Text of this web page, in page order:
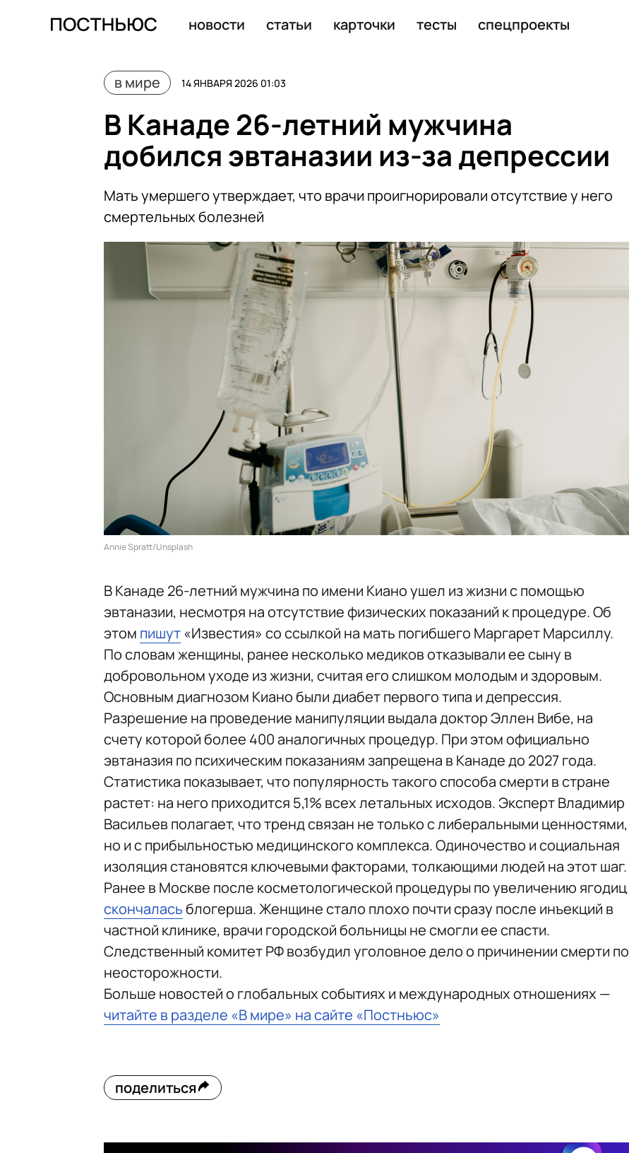
новости статьи карточки тесты спецпроекты
в мире 14 ЯНВАРЯ 2026 01:03
В Канаде 26-летний мужчина
добился эвтаназии из-за депрессии
Мать умершего утверждает, что врачи проигнорировали отсутствие у него
смертельных болезней
Annie Spratt/Unsplash
В Канаде 26-летний мужчина по имени Киано ушел из жизни с помощью
эвтаназии, несмотря на отсутствие физических показаний к процедуре. Об
этом пишут«Известия» со ссылкой на мать погибшего Маргарет Марсиллу.
По словам женщины, ранее несколько медиков отказывали ее сыну в
добровольном уходе из жизни, считая его слишком молодым и здоровым.
Основным диагнозом Киано были диабет первого типа и депрессия.
Разрешение на проведение манипуляции выдала доктор Эллен Вибе, на
счету которой более 400 аналогичных процедур. При этом официально
эвтаназия по психическим показаниям запрещена в Канаде до 2027 года.
Статистика показывает, что популярность такого способа смерти в стране
растет: на него приходится 5,1% всех летальных исходов. Эксперт Владимир
Васильев полагает, что тренд связан не только с либеральными ценностями,
но и с прибыльностью медицинского комплекса. Одиночество и социальная
изоляция становятся ключевыми факторами, толкающими людей на этот шаг.
Ранее в Москве после косметологической процедуры по увеличению ягодиц
скончаласьблогерша. Женщине стало плохо почти сразу после инъекций в
частной клинике, врачи городской больницы не смогли ее спасти.
Следственный комитет РФ возбудил уголовное дело о причинении смерти по
неосторожности.
Больше новостей о глобальных событиях и международных отношениях —
читайте в разделе «В мире» на сайте «Постньюс»
поделиться